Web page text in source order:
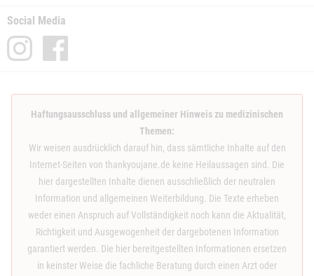
Social Media
Haftungsausschluss und allgemeiner Hinweis zu medizinischen
Themen:
Wir weisen ausdrücklich darauf hin, dass sämtliche Inhalte auf den
Internet-Seiten von thankyoujane.de keine Heilaussagen sind. Die
hier dargestellten Inhalte dienen ausschließlich der neutralen
Information und allgemeinen Weiterbildung. Die Texte erheben
weder einen Anspruch auf Vollständigkeit noch kann die Aktualität,
Richtigkeit und Ausgewogenheit der dargebotenen Information
garantiert werden. Die hier bereitgestellten Informationen ersetzen
in keinster Weise die fachliche Beratung durch einen Arzt oder